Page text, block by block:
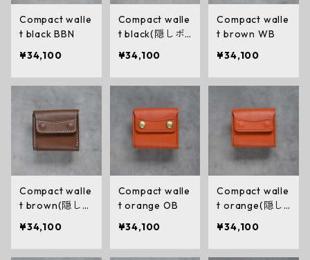
Compact walle
t black BBN
¥34,100
Compact walle
t black(隠しボ
¥34,100
Compact walle
t brown WB
¥34,100
Compact walle
t brown(隠しボ
¥34,100
Compact walle
t orange OB
¥34,100
Compact walle
t orange(隠し
¥34,100